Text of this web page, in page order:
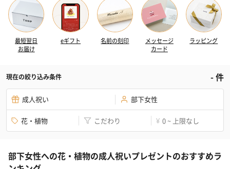
最短翌日
お届け
eギフト 名前の刻印
メッセージ
カード
ラッピング
現在の絞り込み条件 -件
成人祝い 部下女性
花・植物 こだわり ¥ 0 ~ 上限なし
部下女性への花・植物の成人祝いプレゼントのおすすめラ